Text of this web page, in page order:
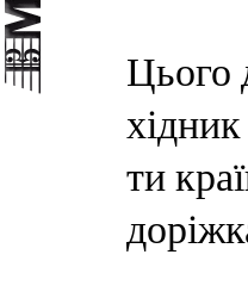
Цього
ти